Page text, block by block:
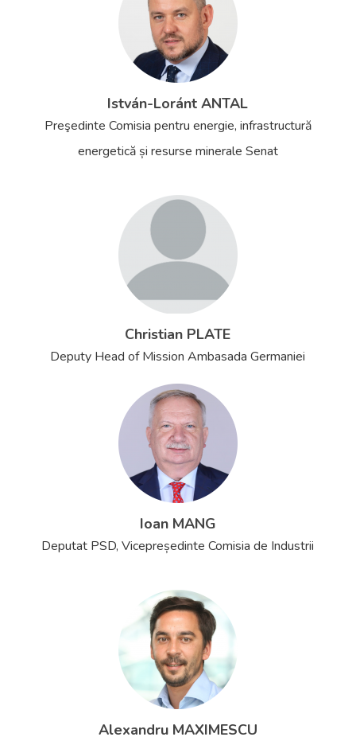
István-Loránt ANTAL
Preşedinte Comisia pentru energie, infrastructură
energetică și resurse minerale Senat
Christian PLATE
Deputy Head of Mission Ambasada Germaniei
Ioan MANG
Deputat PSD, Vicepreședinte Comisia de Industrii
Alexandru MAXIMESCU